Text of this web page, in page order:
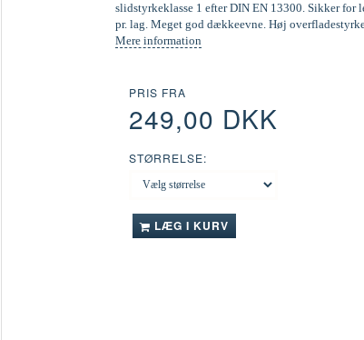
slidstyrkeklasse 1 efter DIN EN 13300. Sikker
pr. lag. Meget god dækkeevne. Høj
Mere information
PRIS FRA
249,00 DKK
STØRRELSE:
LÆG I KURV